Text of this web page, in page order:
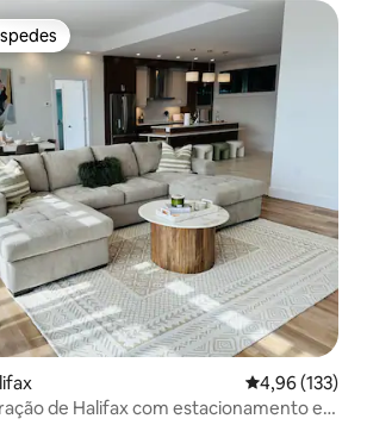
4,96 de uma
4,96 (133)
de Halifax com estacionamento e